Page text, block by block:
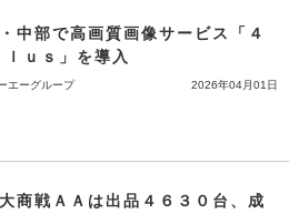
中部で高画質画像サービス「４
ｌｕｓ」を導入
エーグループ 2026年04月01日
商戦ＡＡは出品４６３０台、成